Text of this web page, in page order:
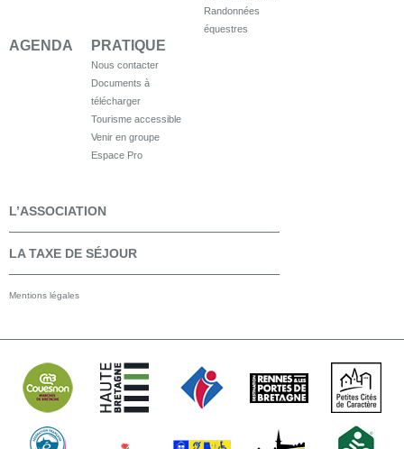
Randonnées
équestres
AGENDA PRATIQUE
Nous contacter
Documents à
télécharger
Tourisme accessible
Venir en groupe
Espace Pro
L’ASSOCIATION
LA TAXE DE SÉJOUR
Mentions légales